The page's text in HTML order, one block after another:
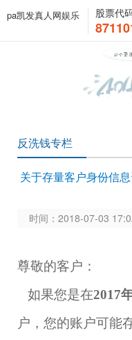
pa凯发真人网娱乐 股票代
投
反洗钱专栏
关于存量客户身份信
时间：2018-07-03
尊敬的客户：
如果您是在2017
户，您的账户可能